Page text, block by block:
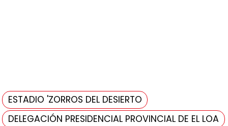
ESTADIO 'ZORROS DEL DESIERTO
DELEGACIÓN PRESIDENCIAL PROVINCIAL DE EL LOA